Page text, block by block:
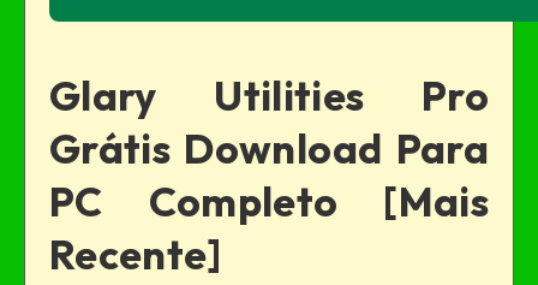
Glary Utilities Pro
Grátis Download Para
PC Completo [Mais
Recente]